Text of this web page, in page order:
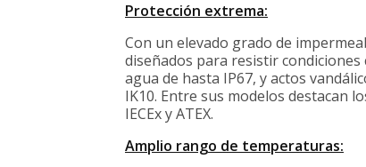
Protección extrema:
Con un elevado grado de
diseñados para resistir
agua de hasta IP67, y actos
IK10. Entre sus modelos destacan
IECEx y ATEX.
Amplio rango de temperaturas: